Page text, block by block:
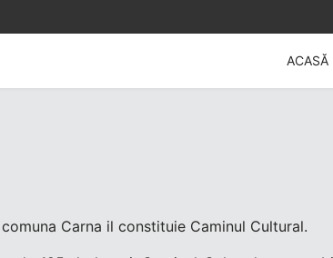
ACASĂ
Carna il constituie Caminul Cultural.